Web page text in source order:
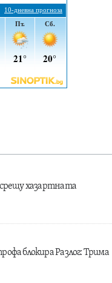
хазартната
блокира Разлог: Трима